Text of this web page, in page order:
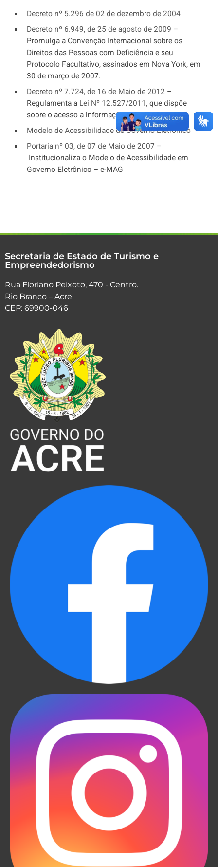
Decreto nº 5.296 de 02 de dezembro de 2004
Decreto nº 6.949, de 25 de agosto de 2009 –
Promulga a Convenção Internacional sobre os
Direitos das Pessoas com Deficiência e seu
Protocolo Facultativo, assinados em Nova York, em
30 de março de 2007.
Decreto nº 7.724, de 16 de Maio de 2012 –
Regulamenta a Lei Nº 12.527/2011,que dispõe
sobre o acesso a informações.
Modelo de Acessibilidade de Governo Eletrônico
Portaria nº 03, de 07 de Maio de 2007 –
Institucionaliza o Modelo de Acessibilidade em
Governo Eletrônico – e-MAG
Secretaria de Estado de Turismo e
Empreendedorismo
Rua Floriano Peixoto, 470 - Centro.
Rio Branco – Acre
CEP: 69900-046